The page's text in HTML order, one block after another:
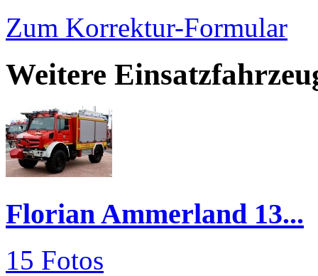
Zum Korrektur-Formular
Weitere
Florian Ammerland 13...
15 Fotos